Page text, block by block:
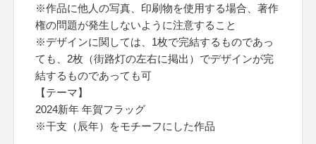
※作品に他人の写真、印刷物を使用する場合、著作
権の問題が発生しないように注意すること
※デザインに関しては、1枚で完結するものであっ
ても、2枚（街路灯の左右に掲出）でデザインが完
結するものであっても可
【テーマ】
2024新年 年賀フラッグ
※干支（辰年）をモチーフにした作品